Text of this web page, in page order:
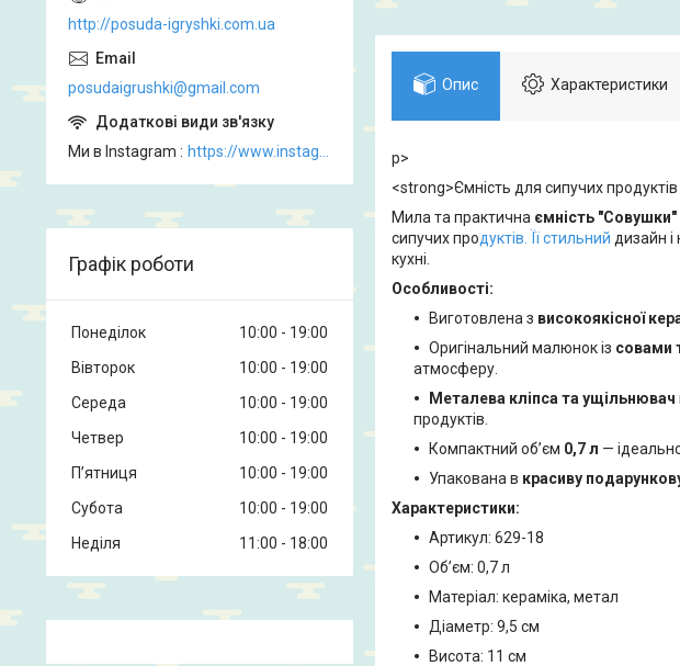
Опис Характеристики
p>
<strong>Ємність для сипучих
Мила та практична ємність "Совушки"
сипучих продуктів. Її стильний дизайн
кухні.
Особливості:
Виготовлена з високоякісної
Оригінальний малюнок із совами
атмосферу.
Металева кліпса та ущільнювач
продуктів.
Компактний об’єм 0,7 л —
Упакована в красиву
Характеристики:
Артикул: 629-18
Об’єм: 0,7 л
Матеріал: кераміка, метал
Діаметр: 9,5 см
Висота: 11 см
http://posuda-igryshki.com.ua
posudaigrushki@gmail.com
Ми в Instagram
Графік роботи
Понеділок 10:00
19:00
Вівторок
10:00
19:00
Середа
10:00
19:00
Четвер
10:00
19:00
Пʼятниця
10:00
19:00
Субота
10:00
19:00
Неділя
11:00 18:00